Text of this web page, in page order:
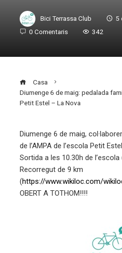
Bici Terrassa Club
5
0 Comentaris
342
Casa
Diumenge 6 de maig: pedalada
Petit Estel – La Nova
Diumenge 6 de maig,
de l’AMPA de l’escola Petit
Sortida a les 10.30h de l’escola
Recorregut de 9 km
(https://www.wikiloc.com/
OBERT A TOTHOM!!!!